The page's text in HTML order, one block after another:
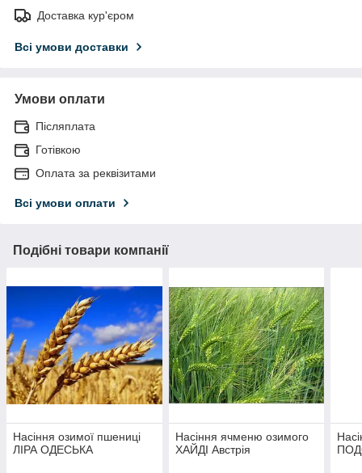
Доставка кур'єром
Всі умови доставки
Умови оплати
Післяплата
Готівкою
Оплата за реквізитами
Всі умови оплати
Подібні товари компанії
Насіння озимої пшениці
ЛІРА ОДЕСЬКА
Насіння ячменю озимого
ХАЙДІ Австрія